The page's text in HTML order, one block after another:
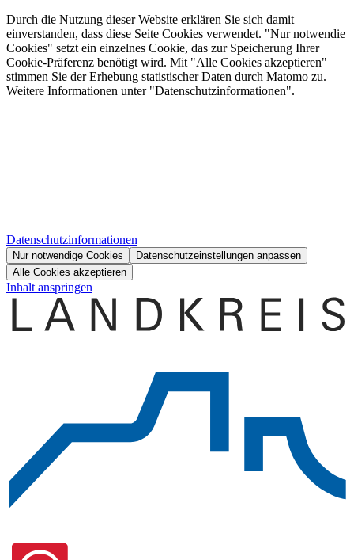
Durch die Nutzung dieser Website erklären Sie sich damit
einverstanden, dass diese Seite Cookies verwendet. "Nur notwendie
Cookies" setzt ein einzelnes Cookie, das zur Speicherung Ihrer
Cookie-Präferenz benötigt wird. Mit "Alle Cookies akzeptieren"
stimmen Sie der Erhebung statistischer Daten durch Matomo zu.
Weitere Informationen unter "Datenschutzinformationen".
Datenschutzinformationen
Nur notwendige Cookies
Datenschutzeinstellungen anpassen
Alle Cookies akzeptieren
Inhalt anspringen